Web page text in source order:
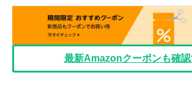
最新Amazonクーポンも確認